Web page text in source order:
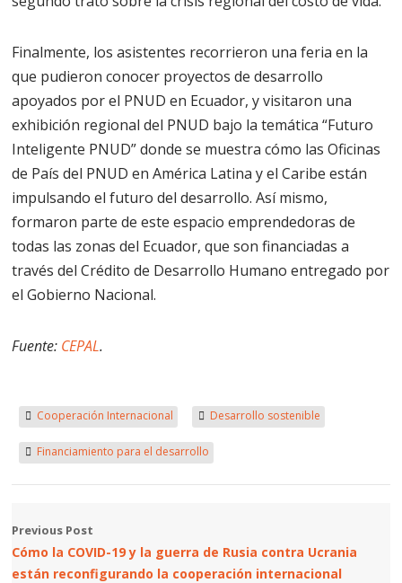
Finalmente, los asistentes recorrieron una feria en la
que pudieron conocer proyectos de desarrollo
apoyados por el PNUD en Ecuador, y visitaron una
exhibición regional del PNUD bajo la temática “Futuro
Inteligente PNUD” donde se muestra cómo las Oficinas
de País del PNUD en América Latina y el Caribe están
impulsando el futuro del desarrollo. Así mismo,
formaron parte de este espacio emprendedoras de
todas las zonas del Ecuador, que son financiadas a
través del Crédito de Desarrollo Humano entregado por
el Gobierno Nacional.
Fuente: CEPAL.
Cooperación Internacional Desarrollo sostenible
Financiamiento para el desarrollo
Previous Post
Cómo la COVID-19 y la guerra de Rusia contra Ucrania
están reconfigurando la cooperación internacional